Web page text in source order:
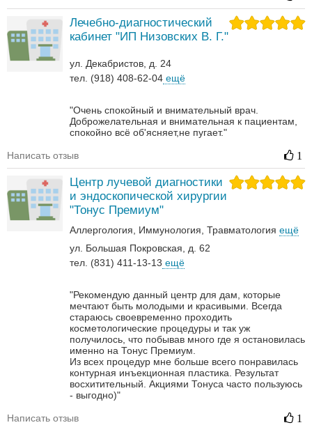
Лечебно-диагностический
кабинет "ИП Низовских В. Г."
ул. Декабристов, д. 24
тел. (918) 408-62-04 ещё
"Очень спокойный и внимательный врач.
Доброжелательная и внимательная к пациентам,
спокойно всё об'ясняет,не пугает."
Написать отзыв 1
Центр лучевой диагностики
и эндоскопической хирургии
"Тонус Премиум"
Аллергология Иммунология Травматология ещё
ул. Большая Покровская, д. 62
тел. (831) 411-13-13 ещё
"Рекомендую данный центр для дам, которые
мечтают быть молодыми и красивыми. Всегда
стараюсь своевременно проходить
косметологические процедуры и так уж
получилось, что побывав много где я остановилась
именно на Тонус Премиум.
Из всех процедур мне больше всего понравилась
контурная инъекционная пластика. Результат
восхитительный. Акциями Тонуса часто пользуюсь
- выгодно)"
Написать отзыв 1